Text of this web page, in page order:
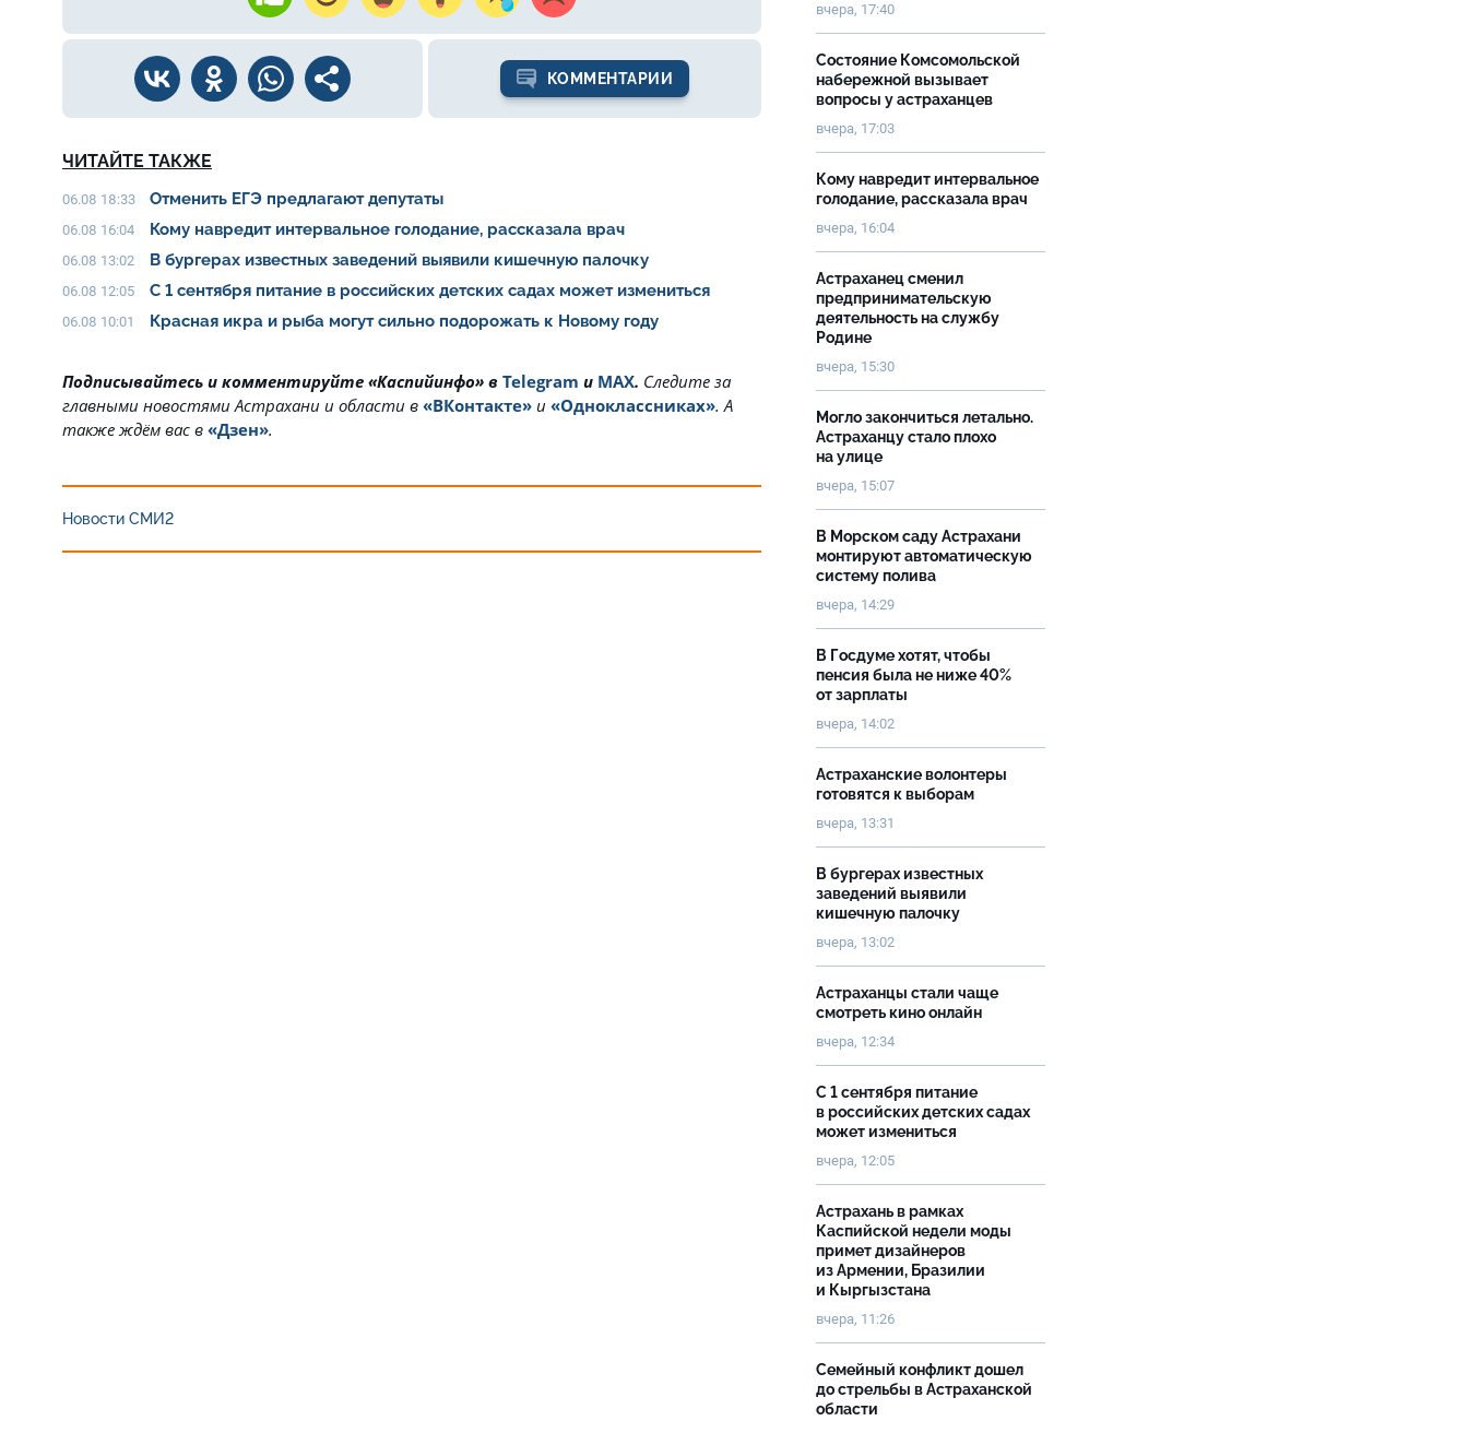
КОММЕНТАРИИ
ЧИТАЙТЕ ТАКЖЕ
06.08 18:33 Отменить ЕГЭ предлагают депутаты
06.08 16:04 Кому навредит интервальное голодание, рассказала врач
06.08 13:02 В бургерах известных заведений выявили кишечную палочку
06.08 12:05 С 1 сентября питание в российских детских садах может измениться
06.08 10:01 Красная икра и рыба могут сильно подорожать к Новому году
Подписывайтесь и комментируйте «Каспийинфо» в Telegram и MAX. Cледите за
главными новостями Астрахани и области в «ВКонтакте» и «Одноклассниках». А
также ждём вас в «Дзен».
Новости СМИ2
вчера, 17:40
Состояние Комсомольской
набережной вызывает
вопросы у астраханцев
вчера, 17:03
Кому навредит интервальное
голодание, рассказала врач
вчера, 16:04
Астраханец сменил
предпринимательскую
деятельность на службу
Родине
вчера, 15:30
Могло закончиться летально.
Астраханцу стало плохо
на улице
вчера, 15:07
В Морском саду Астрахани
монтируют автоматическую
систему полива
вчера, 14:29
В Госдуме хотят, чтобы
пенсия была не ниже 40%
от зарплаты
вчера, 14:02
Астраханские волонтеры
готовятся к выборам
вчера, 13:31
В бургерах известных
заведений выявили
кишечную палочку
вчера, 13:02
Астраханцы стали чаще
смотреть кино онлайн
вчера, 12:34
С 1 сентября питание
в российских детских садах
может измениться
вчера, 12:05
Астрахань в рамках
Каспийской недели моды
примет дизайнеров
из Армении, Бразилии
и Кыргызстана
вчера, 11:26
Семейный конфликт дошел
до стрельбы в Астраханской
области